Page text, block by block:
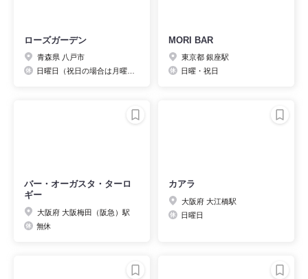
ローズガーデン
青森県 八戸市
MORI BAR
東京都 銀座駅
日曜・祝日
バー・オーガスタ・ターロ
ギー
大阪府 大阪梅田（阪急）駅
無休
カアラ
大阪府 大江橋駅
日曜日